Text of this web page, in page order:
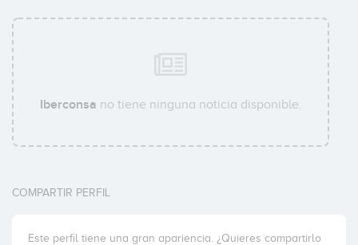
Iberconsa no tiene ninguna noticia disponible.
COMPARTIR PERFIL
Este perfil tiene una gran apariencia. ¿Quieres compartirlo